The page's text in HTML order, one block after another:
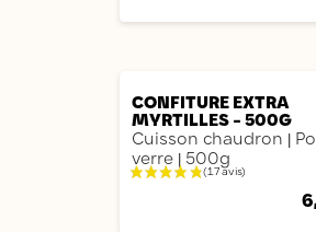
CONFITURE EXTRA
MYRTILLES - 500G
Cuisson chaudron |
verre | 500g